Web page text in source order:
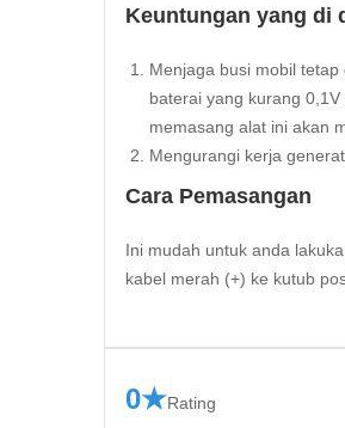
Keuntungan yang di
Menjaga busi mobil
baterai yang kurang
memasang alat ini akan
Mengurangi kerja
Cara Pemasangan
Ini mudah untuk anda
kabel merah (+) ke kutub
0★Rating